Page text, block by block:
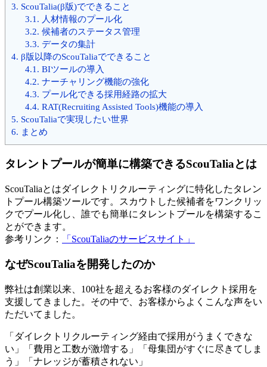
3. ScouTalia(β版)でできること
3.1. 人材情報のプール化
3.2. 候補者のステータス管理
3.3. データの集計
4. β版以降のScouTaliaでできること
4.1. BIツールの導入
4.2. ナーチャリング機能の強化
4.3. プール化できる採用経路の拡大
4.4. RAT(Recruiting Assisted Tools)機能の導入
5. ScouTaliaで実現したい世界
6. まとめ
タレントプールが簡単に構築できるScouTaliaとは
ScouTaliaとはダイレクトリクルーティングに特化したタレン
トプール構築ツールです。スカウトした候補者をワンクリッ
クでプール化し、誰でも簡単にタレントプールを構築するこ
とができます。
参考リンク：
「ScouTaliaのサービスサイト」
なぜScouTaliaを開発したのか
弊社は創業以来、100社を超えるお客様のダイレクト採用を
支援してきました。その中で、お客様からよくこんな声をい
ただいてました。
「ダイレクトリクルーティング経由で採用がうまくできな
い」「費用と工数が激増する」「母集団がすぐに尽きてしま
う」「ナレッジが蓄積されない」